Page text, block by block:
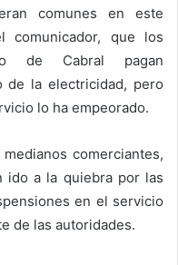
comunes en este
que los
de Cabral pagan
de la electricidad, pero
lo ha empeorado.
comerciantes,
ido a la quiebra por las
en el servicio
de las autoridades.